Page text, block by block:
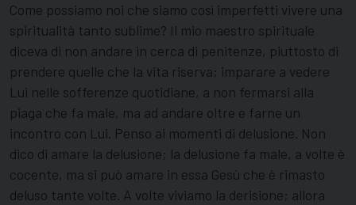
Come possiamo noi che siamo così imperfetti vivere una
spiritualità tanto sublime? Il mio maestro spirituale
diceva di non andare in cerca di penitenze, piuttosto di
prendere quelle che la vita riserva; imparare a vedere
Lui nelle sofferenze quotidiane, a non fermarsi alla
piaga che fa male, ma ad andare oltre e farne un
incontro con Lui. Penso ai momenti di delusione. Non
dico di amare la delusione; la delusione fa male, a volte è
cocente, ma si può amare in essa Gesù che è rimasto
deluso tante volte. A volte viviamo la derisione; allora